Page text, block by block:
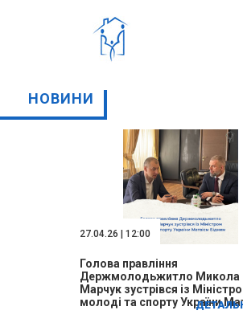
НОВИНИ
27.04.26 | 12:00
Голова правління
Держмолодьжитло Микола
Марчук зустрівся із
молоді та спорту України